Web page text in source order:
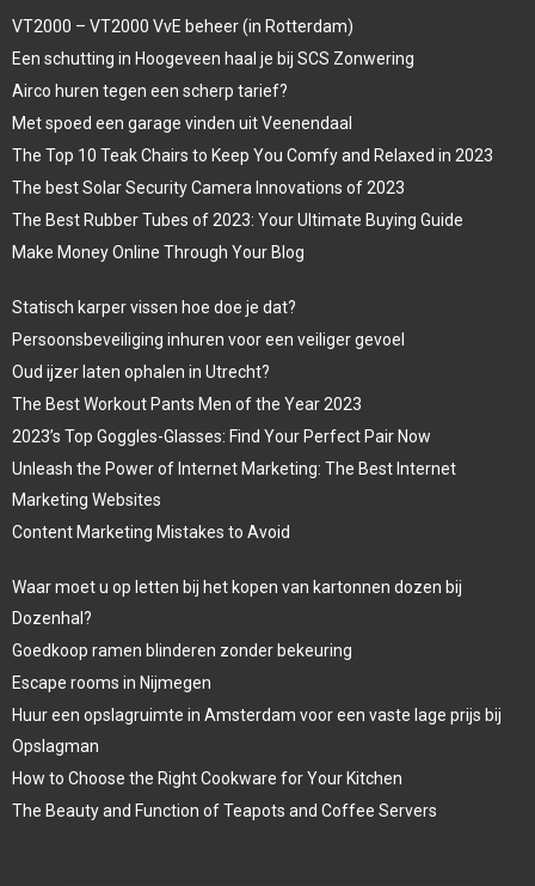
VT2000 – VT2000 VvE beheer (in Rotterdam)
Een schutting in Hoogeveen haal je bij SCS Zonwering
Airco huren tegen een scherp tarief?
Met spoed een garage vinden uit Veenendaal
The Top 10 Teak Chairs to Keep You Comfy and Relaxed in 2023
The best Solar Security Camera Innovations of 2023
The Best Rubber Tubes of 2023: Your Ultimate Buying Guide
Make Money Online Through Your Blog
Statisch karper vissen hoe doe je dat?
Persoonsbeveiliging inhuren voor een veiliger gevoel
Oud ijzer laten ophalen in Utrecht?
The Best Workout Pants Men of the Year 2023
2023’s Top Goggles-Glasses: Find Your Perfect Pair Now
Unleash the Power of Internet Marketing: The Best Internet
Marketing Websites
Content Marketing Mistakes to Avoid
Waar moet u op letten bij het kopen van kartonnen dozen bij
Dozenhal?
Goedkoop ramen blinderen zonder bekeuring
Escape rooms in Nijmegen
Huur een opslagruimte in Amsterdam voor een vaste lage prijs bij
Opslagman
How to Choose the Right Cookware for Your Kitchen
The Beauty and Function of Teapots and Coffee Servers